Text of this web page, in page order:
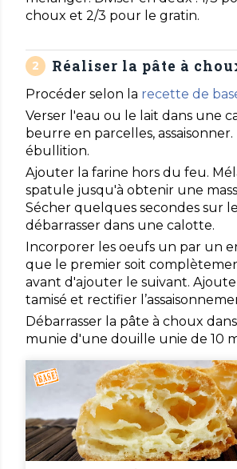
choux et 2/3 pour le gratin.
Réaliser la pâte à
Procéder selon la recette de
Verser l'eau ou le lait dans une
beurre en parcelles,
ébullition.
Ajouter la farine hors du feu.
spatule jusqu'à obtenir une
Sécher quelques secondes sur
débarrasser dans une calotte.
Incorporer les oeufs un par un
que le premier soit
avant d'ajouter le suivant.
tamisé et rectifier
Débarrasser la pâte à choux
munie d'une douille unie de 10